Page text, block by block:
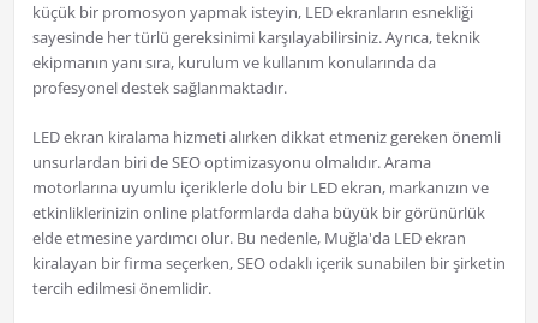
küçük bir promosyon yapmak isteyin, LED ekranların esnekliği
sayesinde her türlü gereksinimi karşılayabilirsiniz. Ayrıca, teknik
ekipmanın yanı sıra, kurulum ve kullanım konularında da
profesyonel destek sağlanmaktadır.
LED ekran kiralama hizmeti alırken dikkat etmeniz gereken önemli
unsurlardan biri de SEO optimizasyonu olmalıdır. Arama
motorlarına uyumlu içeriklerle dolu bir LED ekran, markanızın ve
etkinliklerinizin online platformlarda daha büyük bir görünürlük
elde etmesine yardımcı olur. Bu nedenle, Muğla'da LED ekran
kiralayan bir firma seçerken, SEO odaklı içerik sunabilen bir şirketin
tercih edilmesi önemlidir.